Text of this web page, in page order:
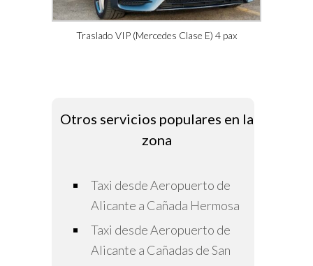
Traslado VIP (Mercedes Clase E) 4 pax
Otros servicios populares en la
zona
Taxi desde Aeropuerto de
Alicante a Cañada Hermosa
Taxi desde Aeropuerto de
Alicante a Cañadas de San